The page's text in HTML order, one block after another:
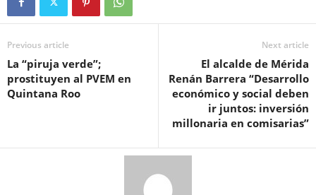
Previous article
La “piruja verde”;
prostituyen al PVEM en
Quintana Roo
Next article
El alcalde de Mérida
Renán Barrera “Desarrollo
económico y social deben
ir juntos: inversión
millonaria en comisarias”